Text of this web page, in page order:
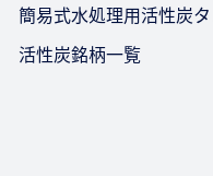
簡易式水処理用活性炭
活性炭銘柄一覧